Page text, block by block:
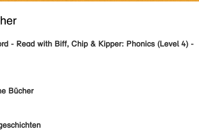
- Read with Biff, Chip & Kipper: Phonics (Level 4) -
Bücher